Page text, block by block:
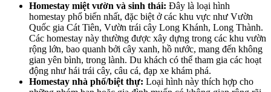
Homestay miệt vườn và sinh thái: Đây là loại hình
homestay phổ biến nhất, đặc biệt ở các khu vực như Vườn
Quốc gia Cát Tiên, Vườn trái cây Long Khánh, Long Thành.
Các homestay này thường được xây dựng trong các khu vườn
rộng lớn, bao quanh bởi cây xanh, hồ nước, mang đến không
gian yên bình, trong lành. Du khách có thể tham gia các hoạt
động như hái trái cây, câu cá, đạp xe khám phá.
Homestay nhà phố/biệt thự: Loại hình này thích hợp cho